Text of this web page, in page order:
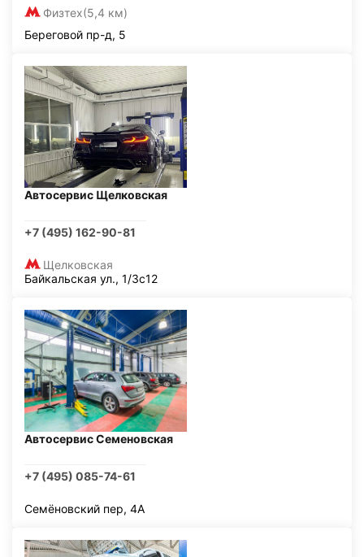
Физтех(5,4 км)
Береговой пр-д, 5
Автосервис Щелковская
+7 (495) 162-90-81
Щелковская
Байкальская ул., 1/3с12
Автосервис Семеновская
+7 (495) 085-74-61
Семёновский пер, 4А